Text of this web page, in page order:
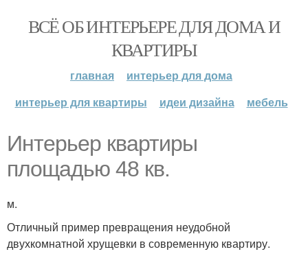
ВСЁ ОБ ИНТЕРЬЕРЕ ДЛЯ ДОМА И
КВАРТИРЫ
главная
интерьер для дома
интерьер для квартиры
идеи дизайна мебель
Интерьер квартиры
площадью 48 кв.
м.
Отличный пример превращения неудобной
двухкомнатной хрущевки в современную квартиру.